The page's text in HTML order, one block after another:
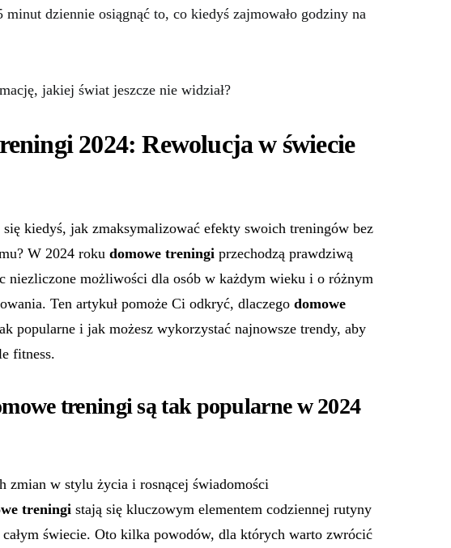
dziennie osiągnąć to, co kiedyś zajmowało godziny na
jakiej świat jeszcze nie widział?
2024: Rewolucja w świecie
się kiedyś, jak zmaksymalizować efekty swoich treningów bez
W 2024 roku domowe treningi przechodzą prawdziwą
niezliczone możliwości dla osób w każdym wieku i o różnym
Ten artykuł pomoże Ci odkryć, dlaczego domowe
popularne i jak możesz wykorzystać najnowsze trendy, aby
fitness.
treningi są tak popularne w 2024
zmian w stylu życia i rosnącej świadomości
treningi stają się kluczowym elementem codziennej rutyny
świecie. Oto kilka powodów, dla których warto zwrócić